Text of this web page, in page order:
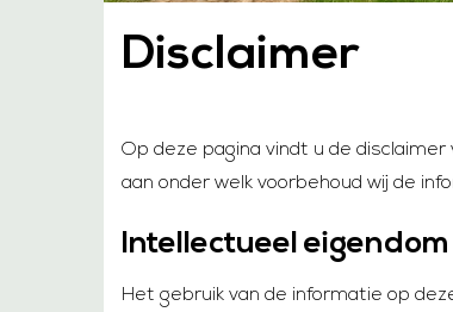
Disclaimer
Op deze pagina vindt u de
aan onder welk voorbehoud wij de
Intellectueel eigendom
Het gebruik van de informatie op